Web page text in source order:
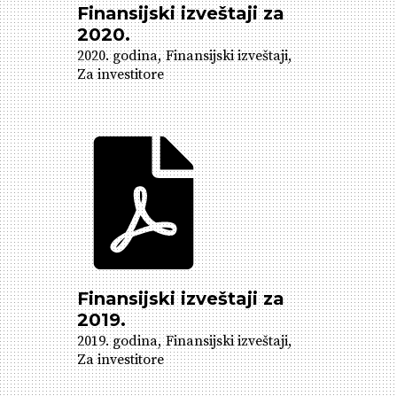
Finansijski izveštaji za
2020.
2020. godina Finansijski izveštaji
Za investitore
Finansijski izveštaji za
2019.
2019. godina Finansijski izveštaji
Za investitore